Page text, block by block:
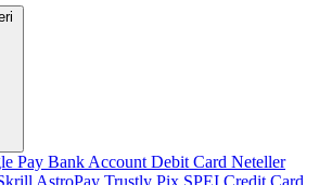
Pay Bank Account Debit Card Neteller
AstroPay Trustly Pix SPEI Credit Card